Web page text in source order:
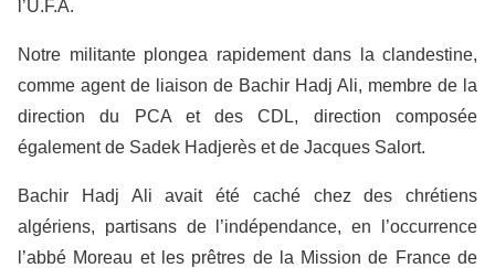
l’U.F.A.
Notre militante plongea rapidement dans la clandestine,
comme agent de liaison de Bachir Hadj Ali, membre de la
direction du PCA et des CDL, direction composée
également de Sadek Hadjerès et de Jacques Salort.
Bachir Hadj Ali avait été caché chez des chrétiens
algériens, partisans de l’indépendance, en l’occurrence
l’abbé Moreau et les prêtres de la Mission de France de